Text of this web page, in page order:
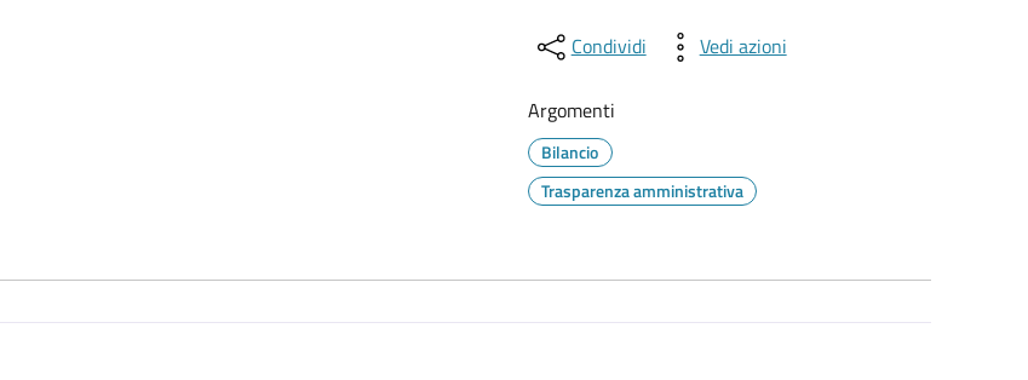
Condividi Vedi azioni
Argomenti
Bilancio
Trasparenza amministrativa